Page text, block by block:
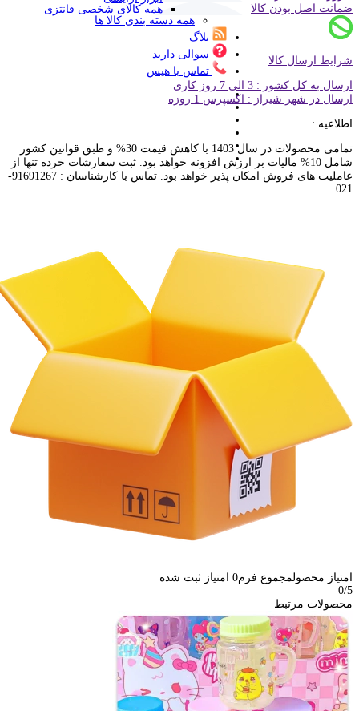
همه کالای شخصی فانتزی
همه دسته بندی کالا ها
بلاگ
سوالی دارید
تماس با هیس
ضمانت اصل بودن کالا
شرایط ارسال کالا
ارسال به کل کشور : 3 الی 7 روز کاری
ارسال در شهر شیراز : اکسپرس 1 روزه
اطلاعیه :
تمامی محصولات در سال 1403 با کاهش قیمت 30% و طبق قوانین کشور
شامل 10% مالیات بر ارزش افزونه خواهد بود. ثبت سفارشات خرده تنها از
عاملیت های فروش امکان پذیر خواهد بود. تماس با کارشناسان : 91691267-
021
امتیاز محصولمجموع فرم0 امتیاز ثبت شده
0/5
محصولات مرتبط